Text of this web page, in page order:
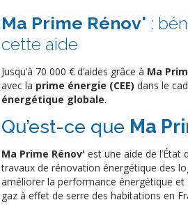
Ma Prime Rénov' :
cette aide
Jusqu’à 70 000 € d’aides grâce à Ma
avec la prime énergie (CEE) dans le
énergétique globale.
Qu’est-ce que Ma
Ma Prime Rénov' est une aide de l’État
travaux de rénovation énergétique des
améliorer la performance énergétique et
gaz à effet de serre des habitations en